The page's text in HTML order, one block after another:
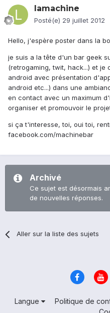
lamachine
Posté(e) 29 juillet 2012
Hello, j'espère poster dans la
je suis a la tête d'un bar geek
(retrogaming, twit, hack...) et
android avec présentation
android etc...) dans une
en contact avec un maximum
organiser et promouvoir le
si ça t'interesse, toi, oui toi,
facebook.com/machinebar
Archivé
Ce sujet est désormais
de nouvelles réponses.
Aller sur la liste des sujets
Langue Politique de